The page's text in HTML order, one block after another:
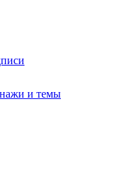
и темы